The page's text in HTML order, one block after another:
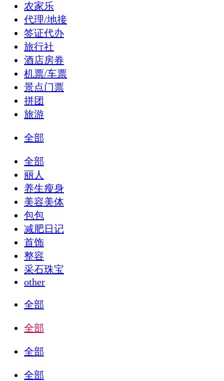
农家乐
代理/地接
签证代办
旅行社
酒店房券
机票/车票
景点门票
拼团
旅游
全部
全部
丽人
养生瘦身
美容美体
包包
减肥日记
首饰
整容
采石珠宝
other
全部
全部
全部
全部